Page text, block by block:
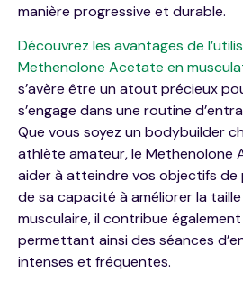
manière progressive et durable.
Découvrez les avantages de
Methenolone Acetate en
s’avère être un atout précieux
s’engage dans une routine
Que vous soyez un bodybuilder
athlète amateur, le Methenolone
aider à atteindre vos objectifs de
de sa capacité à améliorer la
musculaire, il contribue
permettant ainsi des séances
intenses et fréquentes.